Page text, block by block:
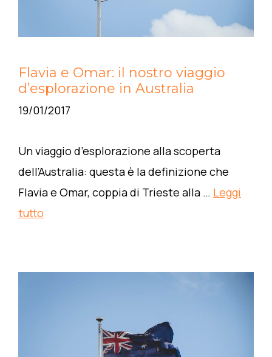
Flavia e Omar: il nostro viaggio
d’esplorazione in Australia
19/01/2017
Un viaggio d’esplorazione alla scoperta
dell’Australia: questa è la definizione che
Flavia e Omar, coppia di Trieste alla … Leggi
tutto